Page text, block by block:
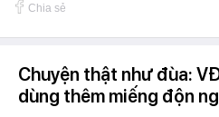
Chia sẻ
Chuyện thật như đùa:
dùng thêm miếng độn